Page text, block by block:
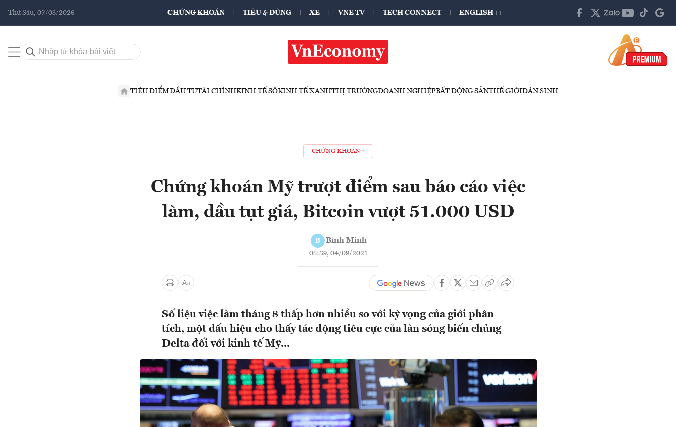
Thứ Sáu, 07/08/2026 CHỨNG KHOÁN TIÊU & DÙNG XE VNE TV TECH CONNECT ENGLISH ++
TIÊU ĐIỂMĐẦU TƯTÀI CHÍNHKINH TẾ SỐKINH TẾ XANHTHỊ TRƯỜNGDOANH NGHIỆPBẤT ĐỘNG SẢNTHẾ GIỚIDÂN SINH
CHỨNG KHOÁN
Chứng khoán Mỹ trượt điểm sau báo cáo việc
làm, dầu tụt giá, Bitcoin vượt 51.000 USD
B Bình Minh
08:39, 04/09/2021
Số liệu việc làm tháng 8 thấp hơn nhiều so với kỳ vọng của giới phân
tích, một dấu hiệu cho thấy tác động tiêu cực của làn sóng biến chủng
Delta đối với kinh tế Mỹ...